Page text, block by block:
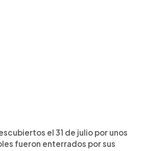
el 31 de julio por unos
fueron enterrados por sus